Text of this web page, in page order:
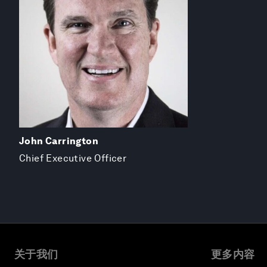
John Carrington
Chief Executive Officer
关于我们 更多内容